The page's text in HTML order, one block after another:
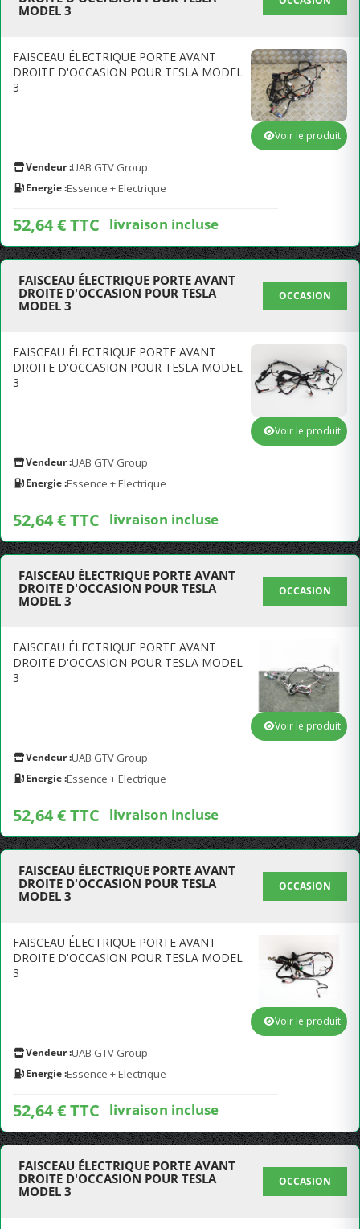
MODEL 3
FAISCEAU ÉLECTRIQUE PORTE AVANT
DROITE D'OCCASION POUR TESLA MODEL
3
Vendeur :UAB GTV Group
Energie :Essence + Electrique
52,64 € TTC livraison incluse
Voir le produit
FAISCEAU ÉLECTRIQUE PORTE AVANT
DROITE D'OCCASION POUR TESLA
MODEL 3
OCCASION
FAISCEAU ÉLECTRIQUE PORTE AVANT
DROITE D'OCCASION POUR TESLA MODEL
3
Vendeur :UAB GTV Group
Energie :Essence + Electrique
52,64 € TTC livraison incluse
Voir le produit
FAISCEAU ÉLECTRIQUE PORTE AVANT
DROITE D'OCCASION POUR TESLA
MODEL 3
OCCASION
FAISCEAU ÉLECTRIQUE PORTE AVANT
DROITE D'OCCASION POUR TESLA MODEL
3
Vendeur :UAB GTV Group
Energie :Essence + Electrique
52,64 € TTC livraison incluse
Voir le produit
FAISCEAU ÉLECTRIQUE PORTE AVANT
DROITE D'OCCASION POUR TESLA
MODEL 3
OCCASION
FAISCEAU ÉLECTRIQUE PORTE AVANT
DROITE D'OCCASION POUR TESLA MODEL
3
Vendeur :UAB GTV Group
Energie :Essence + Electrique
52,64 € TTC livraison incluse
Voir le produit
FAISCEAU ÉLECTRIQUE PORTE AVANT
DROITE D'OCCASION POUR TESLA
MODEL 3
OCCASION